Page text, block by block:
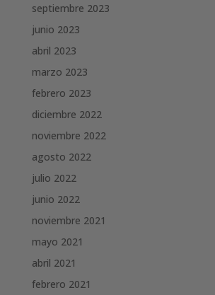
septiembre 2023
junio 2023
abril 2023
marzo 2023
febrero 2023
diciembre 2022
noviembre 2022
agosto 2022
julio 2022
junio 2022
noviembre 2021
mayo 2021
abril 2021
febrero 2021